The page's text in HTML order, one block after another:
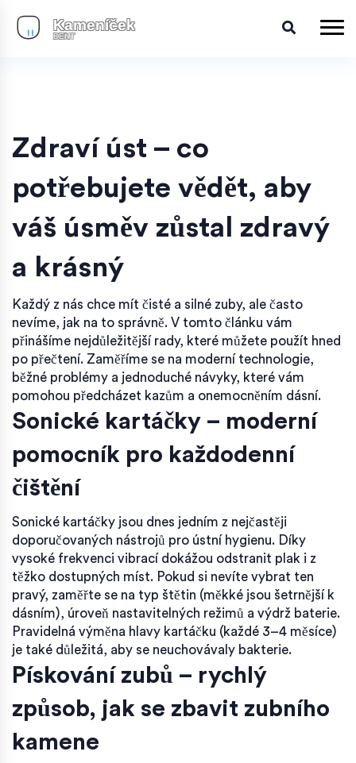
Zdraví úst – co
potřebujete vědět, aby
váš úsměv zůstal zdravý
a krásný
Každý z nás chce mít čisté a silné zuby, ale často
nevíme, jak na to správně. V tomto článku vám
přinášíme nejdůležitější rady, které můžete použít hned
po přečtení. Zaměříme se na moderní technologie,
běžné problémy a jednoduché návyky, které vám
pomohou předcházet kazům a onemocněním dásní.
Sonické kartáčky – moderní
pomocník pro každodenní
čištění
Sonické kartáčky jsou dnes jedním z nejčastěji
doporučovaných nástrojů pro ústní hygienu. Díky
vysoké frekvenci vibrací dokážou odstranit plak i z
těžko dostupných míst. Pokud si nevíte vybrat ten
pravý, zaměřte se na typ štětin (měkké jsou šetrnější k
dásním), úroveň nastavitelných režimů a výdrž baterie.
Pravidelná výměna hlavy kartáčku (každé 3–4 měsíce)
je také důležitá, aby se neuchovávaly bakterie.
Pískování zubů – rychlý
způsob, jak se zbavit zubního
kamene